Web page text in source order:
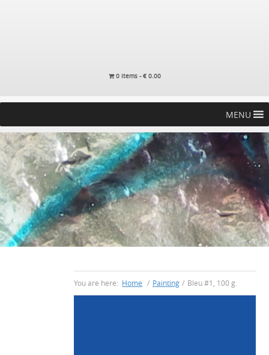
0 items -€0.00
MENU
You are here: Home / Painting / Bleu #1, 100 g.